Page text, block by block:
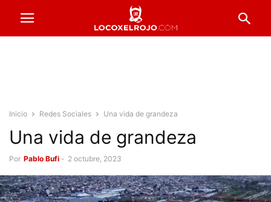
Inicio Redes Sociales Una vida de grandeza
Una vida de grandeza
Por Pablo Bufi - 2 octubre, 2023